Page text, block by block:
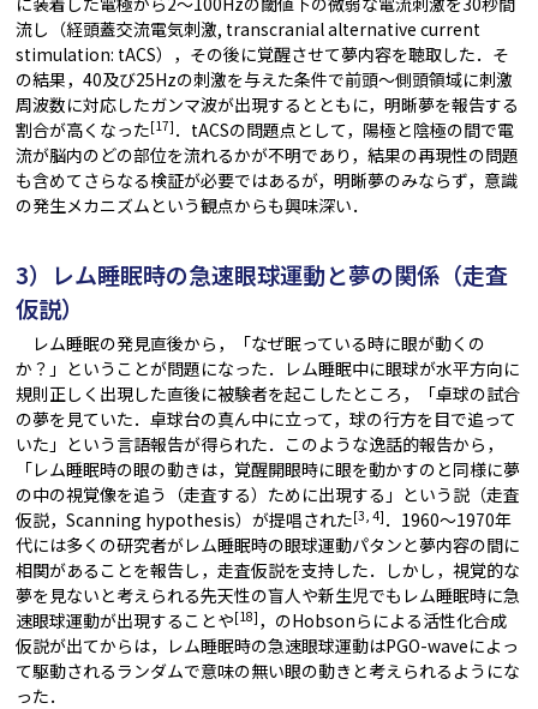
流し（経頭蓋交流電気刺激, transcranial alternative current
stimulation: tACS），その後に覚醒させて夢内容を聴取した．そ
の結果，40及び25Hzの刺激を与えた条件で前頭～側頭領域に刺激
周波数に対応したガンマ波が出現するとともに，明晰夢を報告する
割合が高くなった[17] ．tACSの問題点として，陽極と陰極の間で電
流が脳内のどの部位を流れるかが不明であり，結果の再現性の問題
も含めてさらなる検証が必要ではあるが，明晰夢のみならず，意識
の発生メカニズムという観点からも興味深い．
3）レム睡眠時の急速眼球運動と夢の関係（走査
仮説）
レム睡眠の発見直後から，「なぜ眠っている時に眼が動くの
か？」ということが問題になった．レム睡眠中に眼球が水平方向に
規則正しく出現した直後に被験者を起こしたところ，「卓球の試合
の夢を見ていた．卓球台の真ん中に立って，球の行方を目で追って
いた」という言語報告が得られた．このような逸話的報告から，
「レム睡眠時の眼の動きは，覚醒開眼時に眼を動かすのと同様に夢
の中の視覚像を追う（走査する）ために出現する」という説（走査
仮説，Scanning hypothesis）が提唱された[3, 4] ．1960～1970年
代には多くの研究者がレム睡眠時の眼球運動パタンと夢内容の間に
相関があることを報告し，走査仮説を支持した．しかし，視覚的な
夢を見ないと考えられる先天性の盲人や新生児でもレム睡眠時に急
速眼球運動が出現することや[18] ，のHobsonらによる活性化合成
仮説が出てからは，レム睡眠時の急速眼球運動はPGO-waveによっ
て駆動されるランダムで意味の無い眼の動きと考えられるようにな
った．